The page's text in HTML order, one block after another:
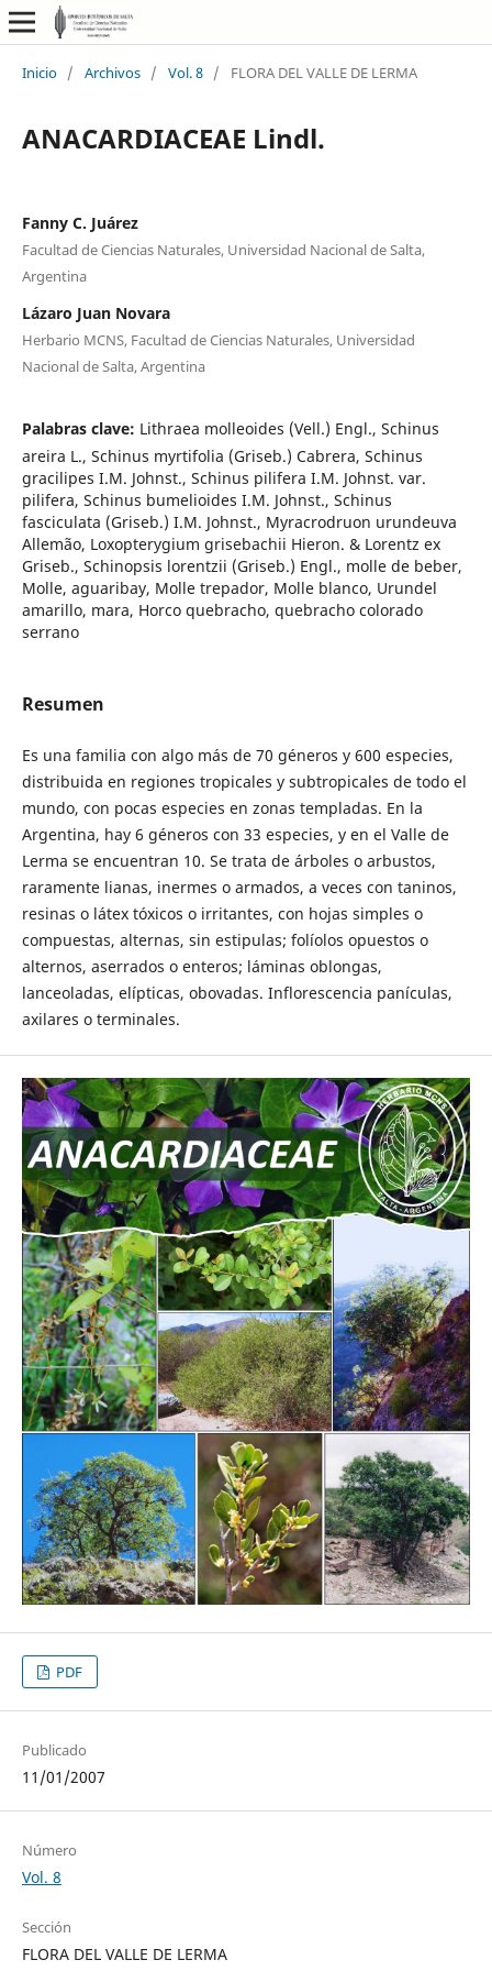
Inicio / Archivos / Vol. 8 / FLORA DEL VALLE DE LERMA
ANACARDIACEAE Lindl.
Fanny C. Juárez
Facultad de Ciencias Naturales, Universidad Nacional de Salta,
Argentina
Lázaro Juan Novara
Herbario MCNS, Facultad de Ciencias Naturales, Universidad
Nacional de Salta, Argentina
Palabras clave: Lithraea molleoides (Vell.) Engl., Schinus
areira L., Schinus myrtifolia (Griseb.) Cabrera, Schinus
gracilipes I.M. Johnst., Schinus pilifera I.M. Johnst. var.
pilifera, Schinus bumelioides I.M. Johnst., Schinus
fasciculata (Griseb.) I.M. Johnst., Myracrodruon urundeuva
Allemão, Loxopterygium grisebachii Hieron. & Lorentz ex
Griseb., Schinopsis lorentzii (Griseb.) Engl., molle de beber,
Molle, aguaribay, Molle trepador, Molle blanco, Urundel
amarillo, mara, Horco quebracho, quebracho colorado
serrano
Resumen
Es una familia con algo más de 70 géneros y 600 especies,
distribuida en regiones tropicales y subtropicales de todo el
mundo, con pocas especies en zonas templadas. En la
Argentina, hay 6 géneros con 33 especies, y en el Valle de
Lerma se encuentran 10. Se trata de árboles o arbustos,
raramente lianas, inermes o armados, a veces con taninos,
resinas o látex tóxicos o irritantes, con hojas simples o
compuestas, alternas, sin estipulas; folíolos opuestos o
alternos, aserrados o enteros; láminas oblongas,
lanceoladas, elípticas, obovadas. Inflorescencia panículas,
axilares o terminales.
PDF
Publicado
11/01/2007
Número
Vol. 8
Sección
FLORA DEL VALLE DE LERMA